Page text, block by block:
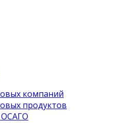
компаний
продуктов
ОСАГО